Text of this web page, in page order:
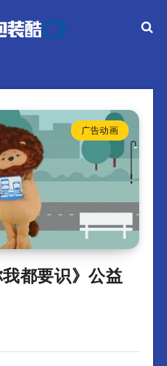
广告动画
我都要识》公益